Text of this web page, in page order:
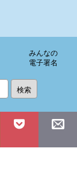
みんなの
電子署名